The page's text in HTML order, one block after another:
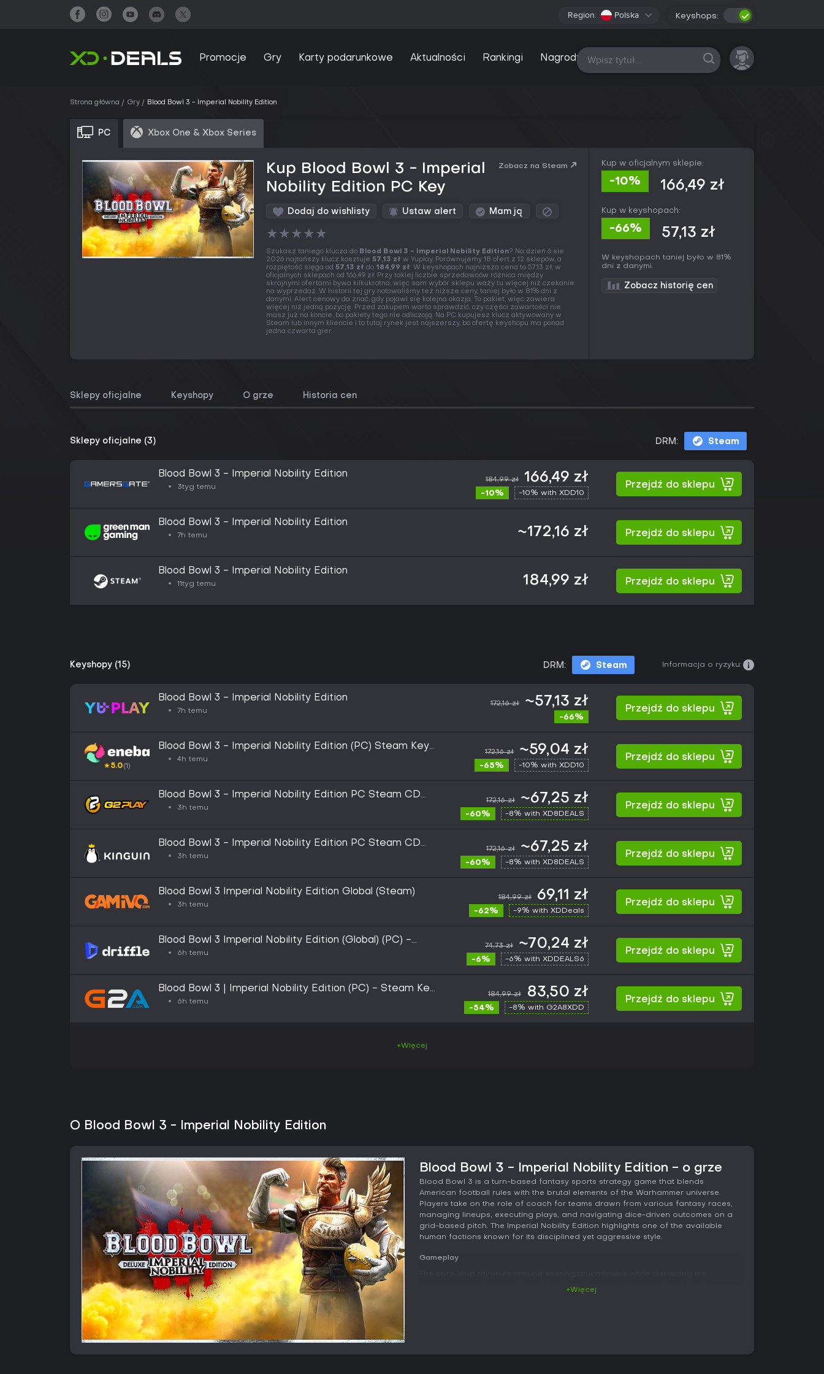
Region: Polska Keyshops:
Promocje Gry Karty podarunkowe Aktualności Rankingi Nagrody Wszystkie platformy
Strona główna Gry Blood Bowl 3 - Imperial Nobility Edition
PC Xbox One & Xbox Series
Kup Blood Bowl 3 - Imperial
Nobility Edition PC Key
Zobacz na Steam
Dodaj do wishlisty Ustaw alert Mam ją
★★★★★
Szukasz taniego klucza do Blood Bowl 3 - Imperial Nobility Edition? Na dzień 6 sie
2026 najtańszy klucz kosztuje 57,13 zł w Yuplay. Porównujemy 18 ofert z 12 sklepów, a
rozpiętość sięga od 57,13 zł do 184,99 zł. W keyshopach najniższa cena to 57,13 zł, w
oficjalnych sklepach od 166,49 zł. Przy takiej liczbie sprzedawców różnica między
skrajnymi ofertami bywa kilkukrotna, więc sam wybór sklepu waży tu więcej niż czekanie
na wyprzedaż. W historii tej gry notowaliśmy też niższe ceny, taniej było w 81% dni z
danymi. Alert cenowy da znać, gdy pojawi się kolejna okazja. To pakiet, więc zawiera
więcej niż jedną pozycję. Przed zakupem warto sprawdzić, czy części zawartości nie
masz już na koncie, bo pakiety tego nie odliczają. Na PC kupujesz klucz aktywowany w
Steam lub innym kliencie i to tutaj rynek jest najszerszy, bo ofertę keyshopu ma ponad
jedna czwarta gier.
Kup w oficjalnym sklepie:
-10% 166,49 zł
Kup w keyshopach:
-66% 57,13 zł
W keyshopach taniej było w 81%
dni z danymi.
Zobacz historię cen
Sklepy oficjalne Keyshopy O grze Historia cen
Sklepy oficjalne (3) DRM: Steam
Blood Bowl 3 - Imperial Nobility Edition
3tyg temu
184,99 zł 166,49 zł
-10% -10% with XDD10
Przejdź do sklepu
Blood Bowl 3 - Imperial Nobility Edition
7h temu ~172,16 zł Przejdź do sklepu
Blood Bowl 3 - Imperial Nobility Edition
11tyg temu 184,99 zł Przejdź do sklepu
Keyshopy (15) DRM: Steam Informacja o ryzyku:
Blood Bowl 3 - Imperial Nobility Edition
7h temu
172,16 zł ~57,13 zł
-66%
Przejdź do sklepu
★5.0(1)
Blood Bowl 3 - Imperial Nobility Edition (PC) Steam Key
GLOBAL
4h temu
172,16 zł ~59,04 zł
-65% -10% with XDD10
Przejdź do sklepu
Blood Bowl 3 - Imperial Nobility Edition PC Steam CD
Key
3h temu
172,16 zł ~67,25 zł
-60% -8% with XD8DEALS
Przejdź do sklepu
Blood Bowl 3 - Imperial Nobility Edition PC Steam CD
Key
3h temu
172,16 zł ~67,25 zł
-60% -8% with XD8DEALS
Przejdź do sklepu
Blood Bowl 3 Imperial Nobility Edition Global (Steam)
3h temu
184,99 zł 69,11 zł
-62% -9% with XDDeals
Przejdź do sklepu
Blood Bowl 3 Imperial Nobility Edition (Global) (PC) -
Steam - Digital Key
6h temu
74,73 zł ~70,24 zł
-6% -6% with XDDEALS6
Przejdź do sklepu
Blood Bowl 3 | Imperial Nobility Edition (PC) - Steam Key
- GLOBAL
6h temu
184,99 zł 83,50 zł
-54% -8% with G2A8XDD
Przejdź do sklepu
+Więcej
O Blood Bowl 3 - Imperial Nobility Edition
Blood Bowl 3 - Imperial Nobility Edition - o grze
Blood Bowl 3 is a turn-based fantasy sports strategy game that blends
American football rules with the brutal elements of the Warhammer universe.
Players take on the role of coach for teams drawn from various fantasy races,
managing lineups, executing plays, and navigating dice-driven outcomes on a
grid-based pitch. The Imperial Nobility Edition highlights one of the available
human factions known for its disciplined yet aggressive style.
Gameplay
alternating turns with strict time limits, forcing quick decisions on movement,
+Więcej